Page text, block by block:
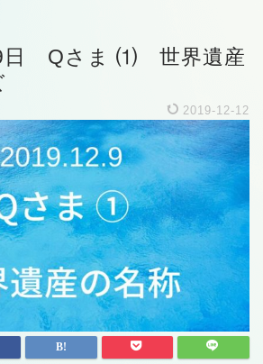
日 Qさま ⑴ 世界遺産
2019-12-12